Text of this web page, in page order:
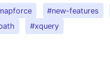
#new-features
#xquery